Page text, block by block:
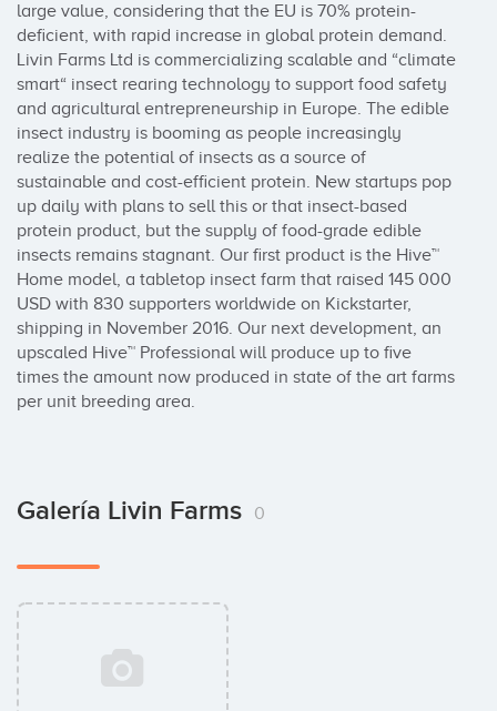
large value, considering that the EU is 70% protein-
deficient, with rapid increase in global protein demand.
Livin Farms Ltd is commercializing scalable and “climate
smart“ insect rearing technology to support food safety
and agricultural entrepreneurship in Europe. The edible
insect industry is booming as people increasingly
realize the potential of insects as a source of
sustainable and cost-efficient protein. New startups pop
up daily with plans to sell this or that insect-based
protein product, but the supply of food-grade edible
insects remains stagnant. Our first product is the Hive™
Home model, a tabletop insect farm that raised 145 000
USD with 830 supporters worldwide on Kickstarter,
shipping in November 2016. Our next development, an
upscaled Hive™ Professional will produce up to five
times the amount now produced in state of the art farms
per unit breeding area.
Galería Livin Farms 0